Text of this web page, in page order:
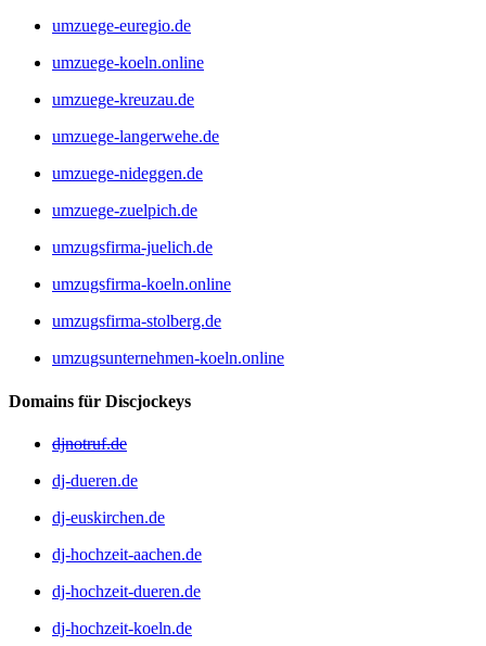
umzuege-euregio.de
umzuege-koeln.online
umzuege-kreuzau.de
umzuege-langerwehe.de
umzuege-nideggen.de
umzuege-zuelpich.de
umzugsfirma-juelich.de
umzugsfirma-koeln.online
umzugsfirma-stolberg.de
umzugsunternehmen-koeln.online
Domains für Discjockeys
djnotruf.de
dj-dueren.de
dj-euskirchen.de
dj-hochzeit-aachen.de
dj-hochzeit-dueren.de
dj-hochzeit-koeln.de